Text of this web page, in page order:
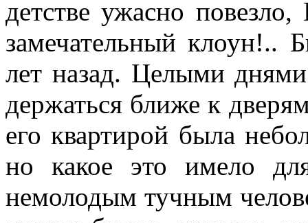
детстве ужасно
замечатель­ный клоун!..
лет назад. Целыми днями
держаться ближе к
его кварти­рой была
но какое это имело
немолодым тучным